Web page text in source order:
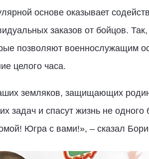
основе оказывает
заказов от бойцов.
позволяют военнослужащим
целого часа.
земляков, защищающих
задач и спасут жизнь не
Югра с вами!», – сказал